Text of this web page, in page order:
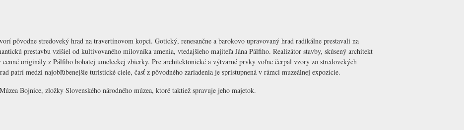
pôvodne stredoveký hrad na travertínovom kopci. Gotický, renesančne a barokovo upravovaný hrad radikálne prestavali na
prestavbu vzišiel od kultivovaného milovníka umenia, vtedajšieho majiteľa Jána Pálfiho. Realizátor stavby, skúsený architekt
originály z Pálfiho bohatej umeleckej zbierky. Pre architektonické a výtvarné prvky voľne čerpal vzory zo stredovekých
patrí medzi najobľúbenejšie turistické ciele, časť z pôvodného zariadenia je sprístupnená v rámci muzeálnej expozície.
Bojnice, zložky Slovenského národného múzea, ktoré taktiež spravuje jeho majetok.